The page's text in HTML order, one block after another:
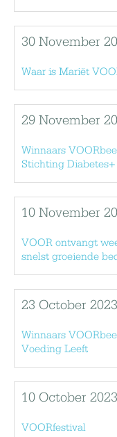
30 November
Waar is Mariët
29 November
Winnaars
Stichting Diabetes+
10 November
VOOR ontvangt
snelst groeiende
23 October 2023
Winnaars
Voeding Leeft
10 October 2023
VOORfestival